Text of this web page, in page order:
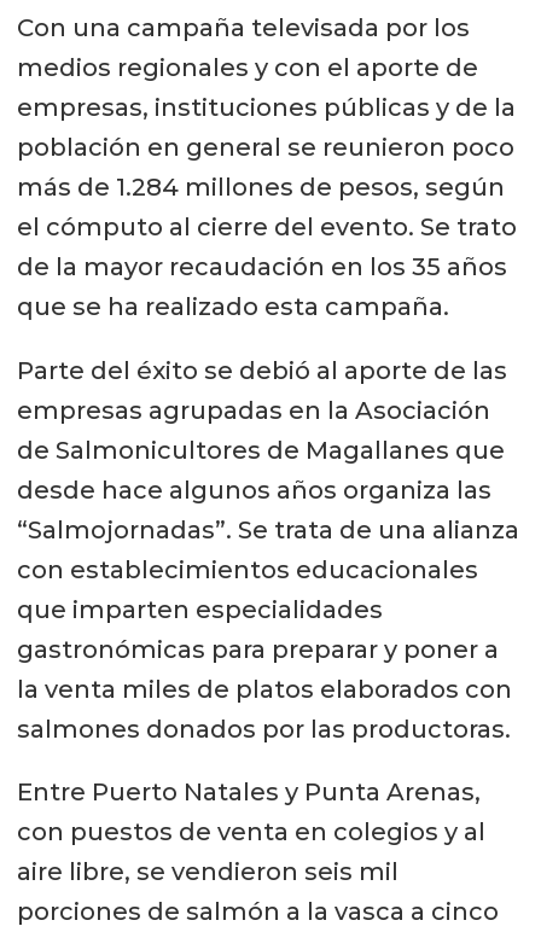
Con una campaña televisada por los
medios regionales y con el aporte de
empresas, instituciones públicas y de la
población en general se reunieron poco
más de 1.284 millones de pesos, según
el cómputo al cierre del evento. Se trato
de la mayor recaudación en los 35 años
que se ha realizado esta campaña.
Parte del éxito se debió al aporte de las
empresas agrupadas en la Asociación
de Salmonicultores de Magallanes que
desde hace algunos años organiza las
“Salmojornadas”. Se trata de una alianza
con establecimientos educacionales
que imparten especialidades
gastronómicas para preparar y poner a
la venta miles de platos elaborados con
salmones donados por las productoras.
Entre Puerto Natales y Punta Arenas,
con puestos de venta en colegios y al
aire libre, se vendieron seis mil
porciones de salmón a la vasca a cinco